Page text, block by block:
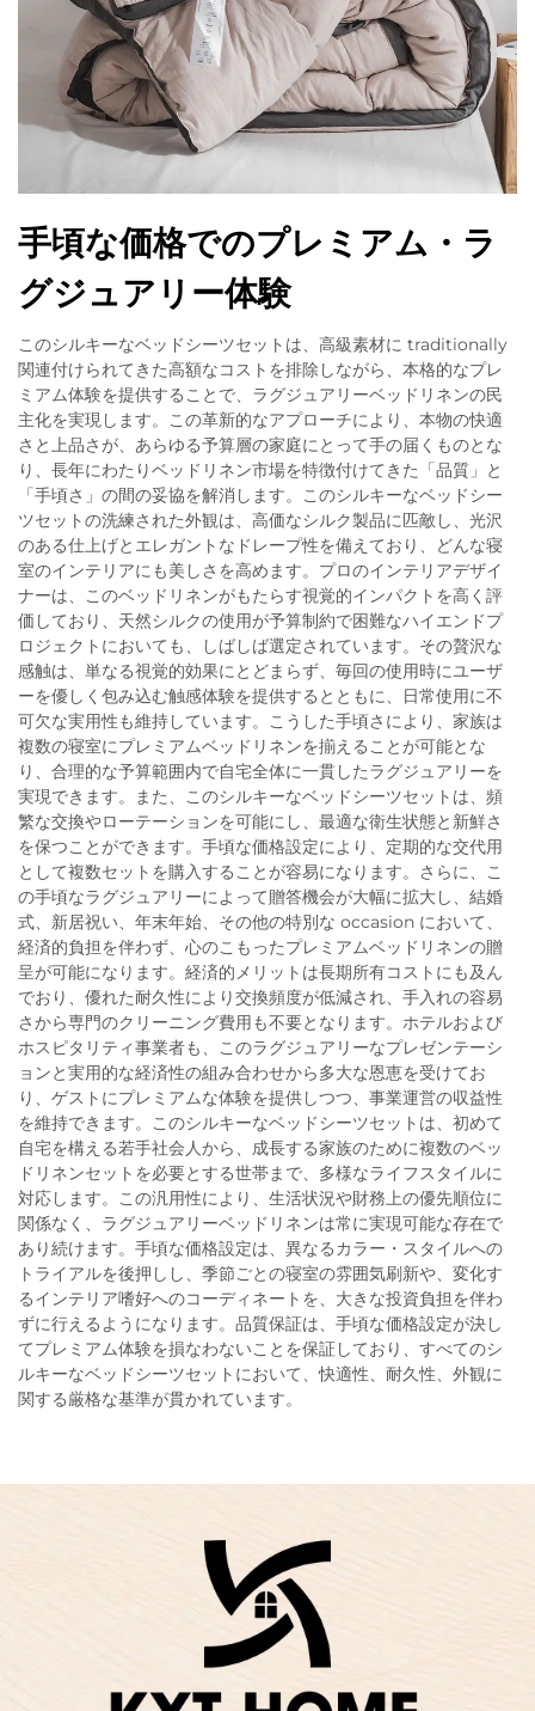
手頃な価格でのプレミアム・ラ
グジュアリー体験
このシルキーなベッドシーツセットは、高級素材に traditionally
関連付けられてきた高額なコストを排除しながら、本格的なプレ
ミアム体験を提供することで、ラグジュアリーベッドリネンの民
主化を実現します。この革新的なアプローチにより、本物の快適
さと上品さが、あらゆる予算層の家庭にとって手の届くものとな
り、長年にわたりベッドリネン市場を特徴付けてきた「品質」と
「手頃さ」の間の妥協を解消します。このシルキーなベッドシー
ツセットの洗練された外観は、高価なシルク製品に匹敵し、光沢
のある仕上げとエレガントなドレープ性を備えており、どんな寝
室のインテリアにも美しさを高めます。プロのインテリアデザイ
ナーは、このベッドリネンがもたらす視覚的インパクトを高く評
価しており、天然シルクの使用が予算制約で困難なハイエンドプ
ロジェクトにおいても、しばしば選定されています。その贅沢な
感触は、単なる視覚的効果にとどまらず、毎回の使用時にユーザ
ーを優しく包み込む触感体験を提供するとともに、日常使用に不
可欠な実用性も維持しています。こうした手頃さにより、家族は
複数の寝室にプレミアムベッドリネンを揃えることが可能とな
り、合理的な予算範囲内で自宅全体に一貫したラグジュアリーを
実現できます。また、このシルキーなベッドシーツセットは、頻
繁な交換やローテーションを可能にし、最適な衛生状態と新鮮さ
を保つことができます。手頃な価格設定により、定期的な交代用
として複数セットを購入することが容易になります。さらに、こ
の手頃なラグジュアリーによって贈答機会が大幅に拡大し、結婚
式、新居祝い、年末年始、その他の特別な occasion において、
経済的負担を伴わず、心のこもったプレミアムベッドリネンの贈
呈が可能になります。経済的メリットは長期所有コストにも及ん
でおり、優れた耐久性により交換頻度が低減され、手入れの容易
さから専門のクリーニング費用も不要となります。ホテルおよび
ホスピタリティ事業者も、このラグジュアリーなプレゼンテーシ
ョンと実用的な経済性の組み合わせから多大な恩恵を受けてお
り、ゲストにプレミアムな体験を提供しつつ、事業運営の収益性
を維持できます。このシルキーなベッドシーツセットは、初めて
自宅を構える若手社会人から、成長する家族のために複数のベッ
ドリネンセットを必要とする世帯まで、多様なライフスタイルに
対応します。この汎用性により、生活状況や財務上の優先順位に
関係なく、ラグジュアリーベッドリネンは常に実現可能な存在で
あり続けます。手頃な価格設定は、異なるカラー・スタイルへの
トライアルを後押しし、季節ごとの寝室の雰囲気刷新や、変化す
るインテリア嗜好へのコーディネートを、大きな投資負担を伴わ
ずに行えるようになります。品質保証は、手頃な価格設定が決し
てプレミアム体験を損なわないことを保証しており、すべてのシ
ルキーなベッドシーツセットにおいて、快適性、耐久性、外観に
関する厳格な基準が貫かれています。